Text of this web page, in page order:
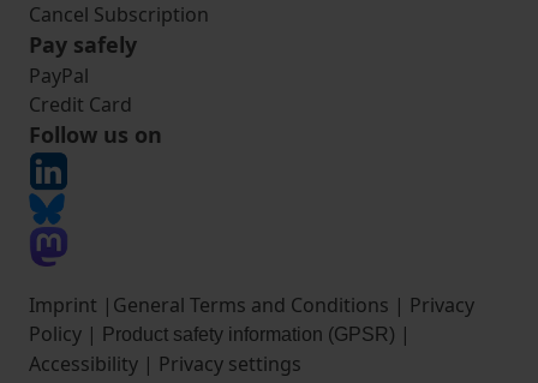
Cancel Subscription
Pay safely
PayPal
Credit Card
Follow us on
Imprint | General Terms and Conditions | Privacy
Policy | Product safety information (GPSR) |
Accessibility | Privacy settings